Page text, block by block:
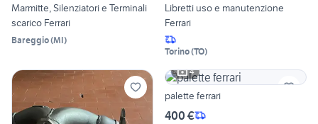
Marmitte, Silenziatori e Terminali
scarico Ferrari
Bareggio(MI)
Libretti uso e manutenzione
Ferrari
Torino(TO)
4
palette ferrari
400 €